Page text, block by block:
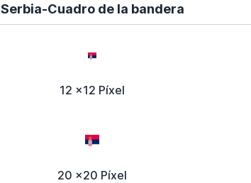
Serbia-Cuadro de la bandera
12 x12 Píxel
20 x20 Píxel